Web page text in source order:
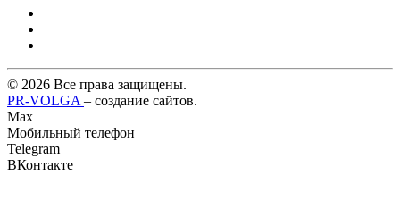
© 2026 Все права защищены.
PR-VOLGA – создание сайтов.
Max
Мобильный телефон
Telegram
ВКонтакте